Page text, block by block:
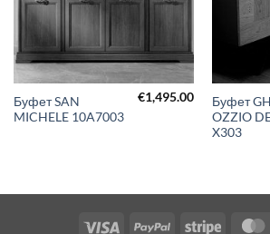
Буфет SAN
MICHELE 10A7003
€1,495.00
Буфет
OZZIO
X303
Visa PayPal Stripe